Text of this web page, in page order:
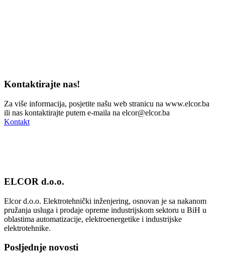
Kontaktirajte nas!
Za više informacija, posjetite našu web stranicu na www.elcor.ba
ili nas kontaktirajte putem e-maila na elcor@elcor.ba
Kontakt
ELCOR d.o.o.
Elcor d.o.o. Elektrotehnički inženjering, osnovan je sa nakanom
pružanja usluga i prodaje opreme industrijskom sektoru u BiH u
oblastima automatizacije, elektroenergetike i industrijske
elektrotehnike.
Posljednje novosti